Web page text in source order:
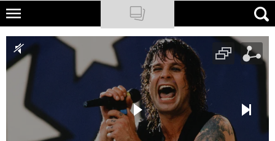
Skip
main
content
NATIONAL GEOGRAPHIC
TRAVELER
PODCASTY